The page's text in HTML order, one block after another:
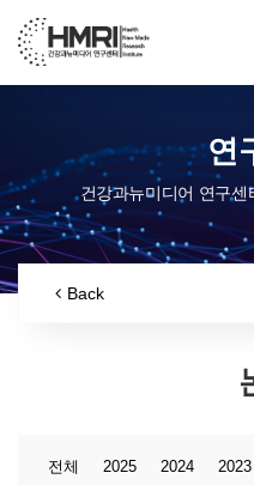
연
건강과뉴미디어 연구센
Back
전체 2025 2024 2023